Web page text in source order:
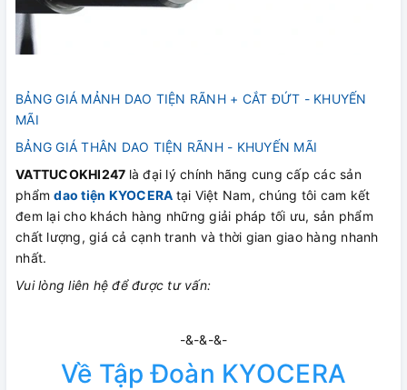
BẢNG GIÁ MẢNH DAO TIỆN RÃNH + CẮT ĐỨT - KHUYẾN
MÃI
BẢNG GIÁ THÂN DAO TIỆN RÃNH - KHUYẾN MÃI
VATTUCOKHI247 là đại lý chính hãng cung cấp các sản
phẩmdao tiện KYOCERA tại Việt Nam, chúng tôi cam kết
đem lại cho khách hàng những giải pháp tối ưu, sản phẩm
chất lượng, giá cả cạnh tranh và thời gian giao hàng nhanh
nhất.
Vui lòng liên hệ để được tư vấn:
-&-&-&-
Về Tập Đoàn KYOCERA